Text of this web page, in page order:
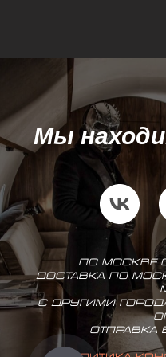
Мы
По Москве
Доставка по
С другими
Отправка